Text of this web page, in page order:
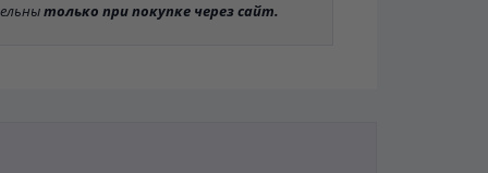
только при покупке через сайт.